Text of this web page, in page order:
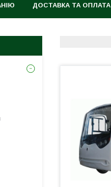
ДОСТАВКА ТА ОПЛАТА